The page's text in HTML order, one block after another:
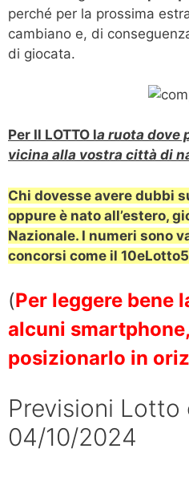
perché per la prossima
cambiano e, di
di giocata.
Per Il LOTTO la ruota dove
vicina alla vostra città di
Chi dovesse avere dubbi
oppure è nato all’estero,
Nazionale. I numeri sono
concorsi come il
(Per leggere bene
alcuni
posizionarlo in
Previsioni
04/10/2024